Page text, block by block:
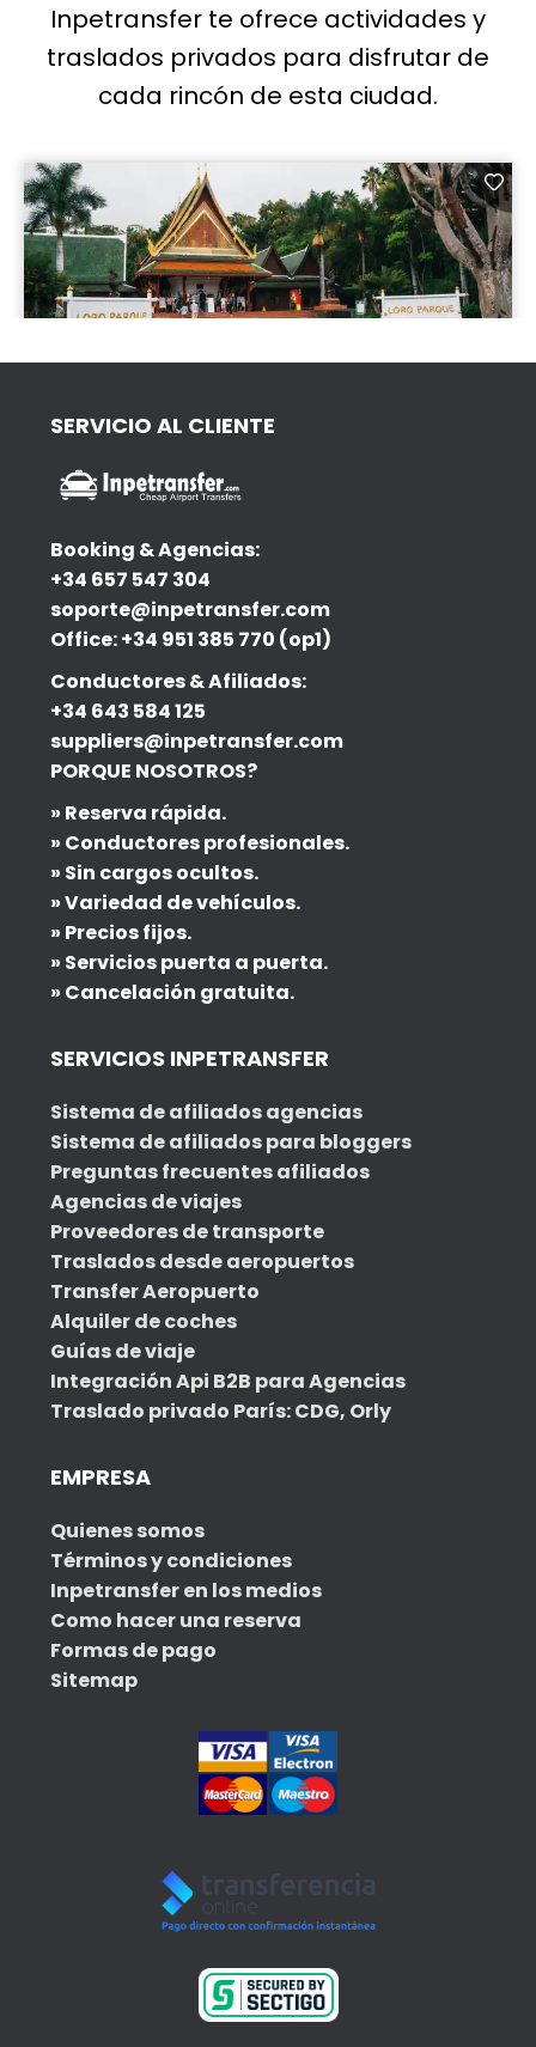
Inpetransfer te ofrece actividades y
traslados privados para disfrutar de
cada rincón de esta ciudad.
SERVICIO AL CLIENTE
Booking & Agencias:
+34 657 547 304
soporte@inpetransfer.com
Office: +34 951 385 770 (op1)
Conductores & Afiliados:
+34 643 584 125
suppliers@inpetransfer.com
PORQUE NOSOTROS?
» Reserva rápida.
» Conductores profesionales.
» Sin cargos ocultos.
» Variedad de vehículos.
» Precios fijos.
» Servicios puerta a puerta.
» Cancelación gratuita.
SERVICIOS INPETRANSFER
Sistema de afiliados agencias
Sistema de afiliados para bloggers
Preguntas frecuentes afiliados
Agencias de viajes
Proveedores de transporte
Traslados desde aeropuertos
Transfer Aeropuerto
Alquiler de coches
Guías de viaje
Integración Api B2B para Agencias
Traslado privado París: CDG, Orly
EMPRESA
Quienes somos
Términos y condiciones
Inpetransfer en los medios
Como hacer una reserva
Formas de pago
Sitemap